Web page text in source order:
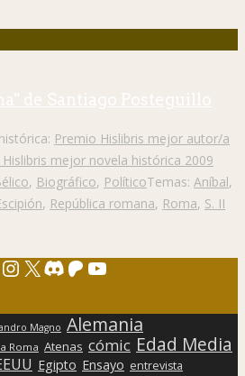
de Santiago Posteguillo
Premio Hislibris mejor autor/a
mejor novela histórica 2009
, Biográfico, PolíticoTemas: Aníbal,
, República romana, Roma, S. II
Instagram
X Discord
Patreon
YouTube
Magno Alemania
Roma Atenas cómic Edad Media
Egipto Ensayo entrevista